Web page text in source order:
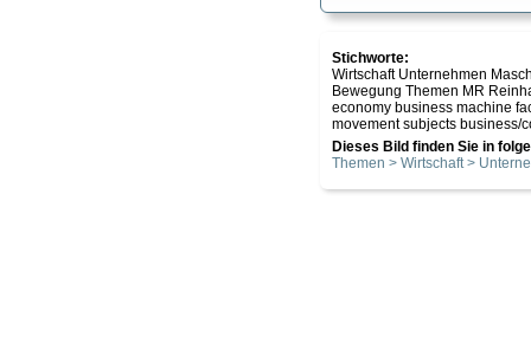
Stichworte:
Wirtschaft Unternehmen
Bewegung Themen MR
economy business machine
movement subjects business/
Dieses Bild finden Sie in
Themen > Wirtschaft >